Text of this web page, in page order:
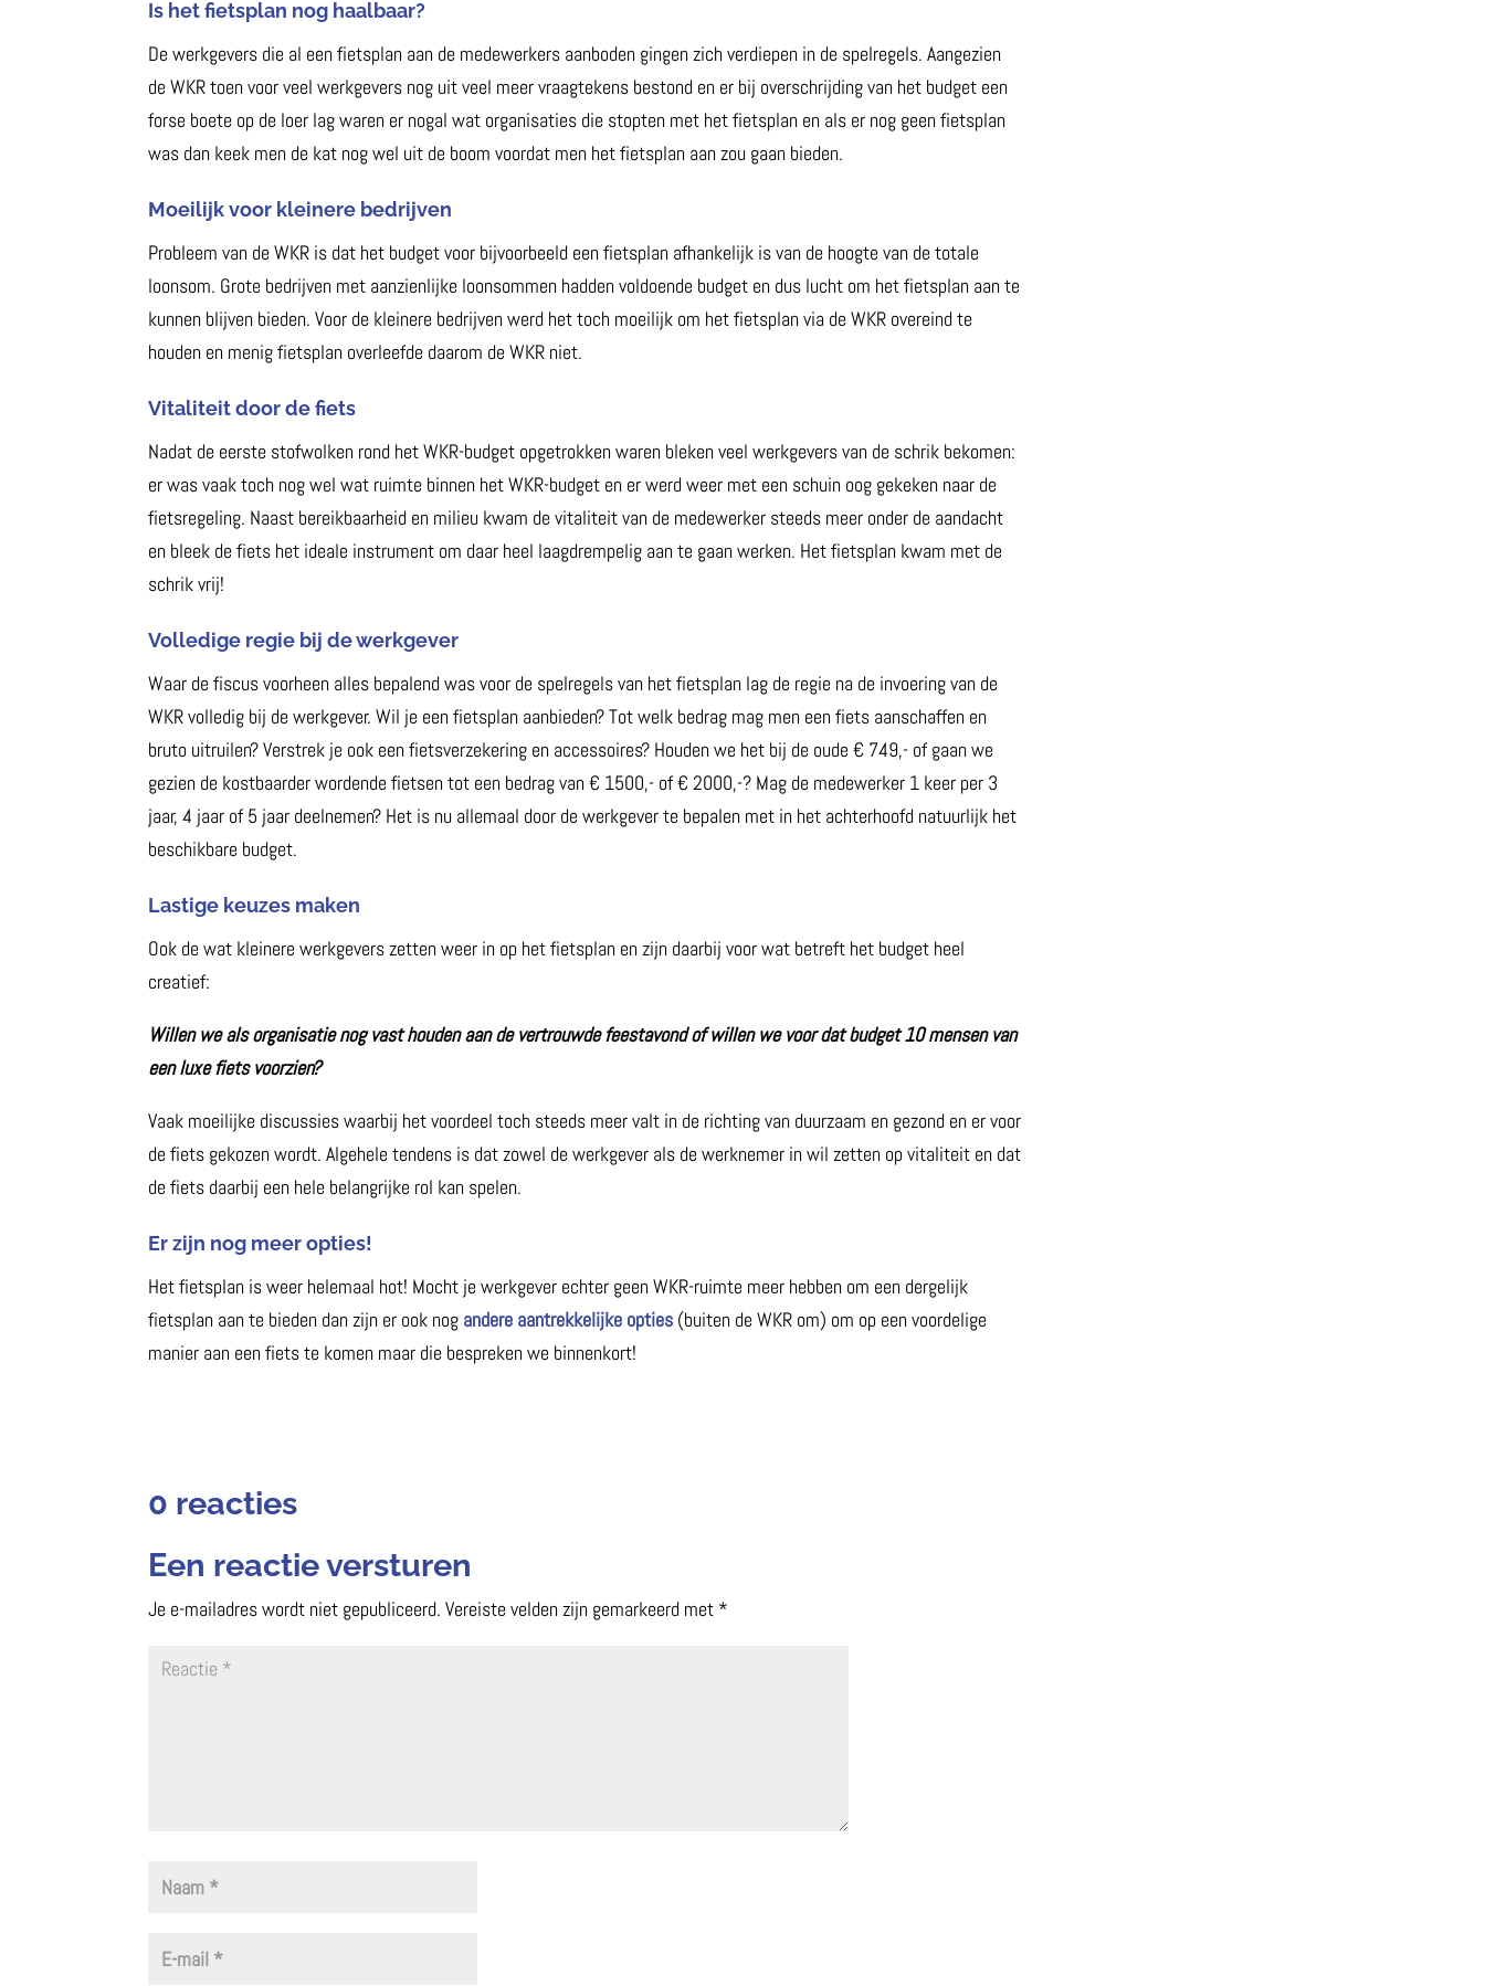
Is het fietsplan nog haalbaar?
De werkgevers die al een fietsplan aan de medewerkers aanboden gingen zich verdiepen in de spelregels. Aangezien
de WKR toen voor veel werkgevers nog uit veel meer vraagtekens bestond en er bij overschrijding van het budget een
forse boete op de loer lag waren er nogal wat organisaties die stopten met het fietsplan en als er nog geen fietsplan
was dan keek men de kat nog wel uit de boom voordat men het fietsplan aan zou gaan bieden.
Moeilijk voor kleinere bedrijven
Probleem van de WKR is dat het budget voor bijvoorbeeld een fietsplan afhankelijk is van de hoogte van de totale
loonsom. Grote bedrijven met aanzienlijke loonsommen hadden voldoende budget en dus lucht om het fietsplan aan te
kunnen blijven bieden. Voor de kleinere bedrijven werd het toch moeilijk om het fietsplan via de WKR overeind te
houden en menig fietsplan overleefde daarom de WKR niet.
Vitaliteit door de fiets
Nadat de eerste stofwolken rond het WKR-budget opgetrokken waren bleken veel werkgevers van de schrik bekomen:
er was vaak toch nog wel wat ruimte binnen het WKR-budget en er werd weer met een schuin oog gekeken naar de
fietsregeling. Naast bereikbaarheid en milieu kwam de vitaliteit van de medewerker steeds meer onder de aandacht
en bleek de fiets het ideale instrument om daar heel laagdrempelig aan te gaan werken. Het fietsplan kwam met de
schrik vrij!
Volledige regie bij de werkgever
Waar de fiscus voorheen alles bepalend was voor de spelregels van het fietsplan lag de regie na de invoering van de
WKR volledig bij de werkgever. Wil je een fietsplan aanbieden? Tot welk bedrag mag men een fiets aanschaffen en
bruto uitruilen? Verstrek je ook een fietsverzekering en accessoires? Houden we het bij de oude € 749,- of gaan we
gezien de kostbaarder wordende fietsen tot een bedrag van € 1500,- of € 2000,-? Mag de medewerker 1 keer per 3
jaar, 4 jaar of 5 jaar deelnemen? Het is nu allemaal door de werkgever te bepalen met in het achterhoofd natuurlijk het
beschikbare budget.
Lastige keuzes maken
Ook de wat kleinere werkgevers zetten weer in op het fietsplan en zijn daarbij voor wat betreft het budget heel
creatief:
Willen we als organisatie nog vast houden aan de vertrouwde feestavond of willen we voor dat budget 10 mensen van
een luxe fiets voorzien?
Vaak moeilijke discussies waarbij het voordeel toch steeds meer valt in de richting van duurzaam en gezond en er voor
de fiets gekozen wordt. Algehele tendens is dat zowel de werkgever als de werknemer in wil zetten op vitaliteit en dat
de fiets daarbij een hele belangrijke rol kan spelen.
Er zijn nog meer opties!
Het fietsplan is weer helemaal hot! Mocht je werkgever echter geen WKR-ruimte meer hebben om een dergelijk
fietsplan aan te bieden dan zijn er ook nog andere aantrekkelijke opties (buiten de WKR om) om op een voordelige
manier aan een fiets te komen maar die bespreken we binnenkort!
0 reacties
Een reactie versturen
Je e-mailadres wordt niet gepubliceerd. Vereiste velden zijn gemarkeerd met *